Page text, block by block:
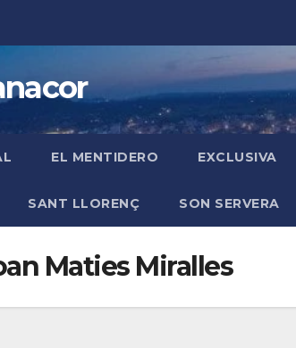
EL MENTIDERO EXCLUSIVA
SANT LLORENÇ SON SERVERA
Maties Miralles